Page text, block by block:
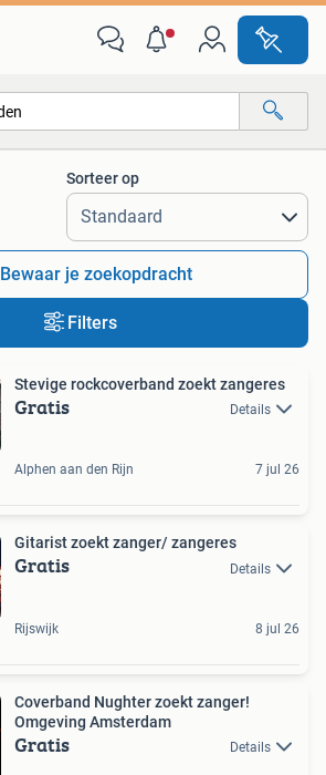
Alle afstanden…
Sorteer op
Bewaar je zoekopdracht
Filters
Stevige rockcoverband zoekt zangeres
Gratis Details
Alphen aan den Rijn 7 jul 26
Gitarist zoekt zanger/ zangeres
Gratis Details
Rijswijk 8 jul 26
Coverband Nughter zoekt zanger!
Omgeving Amsterdam
Gratis Details